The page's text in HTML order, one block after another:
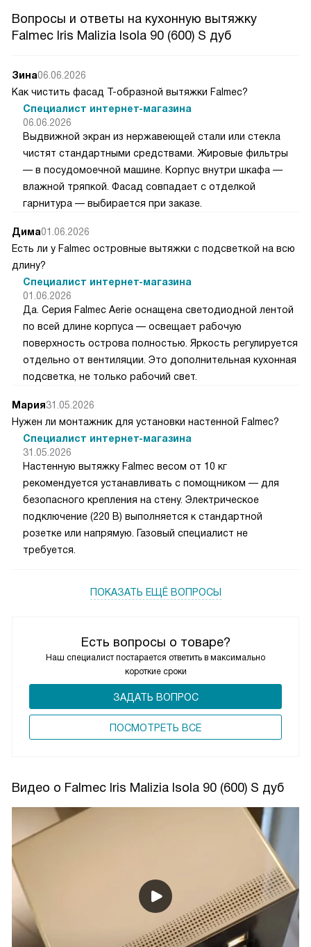
Вопросы и ответы на кухонную вытяжку
Falmec Iris Malizia Isola 90 (600) S дуб
Есть вопросы о товаре?
Наш специалист постарается ответить в максимально
короткие сроки
ЗАДАТЬ ВОПРОС
ПОCМОТРЕТЬ ВСЕ
Зина06.06.2026
Как чистить фасад Т-образной вытяжки Falmec?
Специалист интернет-магазина
06.06.2026
Выдвижной экран из нержавеющей стали или стекла
чистят стандартными средствами. Жировые фильтры
— в посудомоечной машине. Корпус внутри шкафа —
влажной тряпкой. Фасад совпадает с отделкой
гарнитура — выбирается при заказе.
Дима01.06.2026
Есть ли у Falmec островные вытяжки с подсветкой на всю
длину?
Специалист интернет-магазина
01.06.2026
Да. Серия Falmec Aerie оснащена светодиодной лентой
по всей длине корпуса — освещает рабочую
поверхность острова полностью. Яркость регулируется
отдельно от вентиляции. Это дополнительная кухонная
подсветка, не только рабочий свет.
Мария31.05.2026
Нужен ли монтажник для установки настенной Falmec?
Специалист интернет-магазина
31.05.2026
Настенную вытяжку Falmec весом от 10 кг
рекомендуется устанавливать с помощником — для
безопасного крепления на стену. Электрическое
подключение (220 В) выполняется к стандартной
розетке или напрямую. Газовый специалист не
требуется.
ПОКАЗАТЬ ЕЩЁ ВОПРОСЫ
Видео о Falmec Iris Malizia Isola 90 (600) S дуб